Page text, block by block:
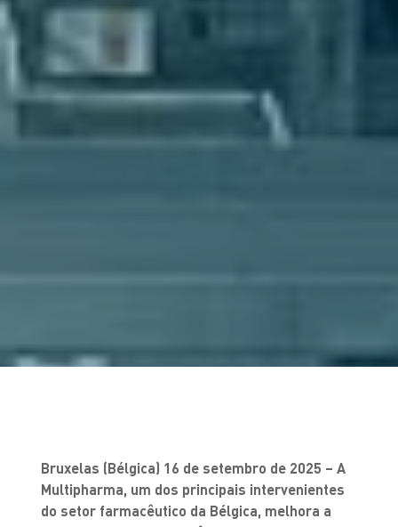
Bruxelas (Bélgica) 16 de setembro de 2025 – A
Multipharma, um dos principais intervenientes
do setor farmacêutico da Bélgica, melhora a